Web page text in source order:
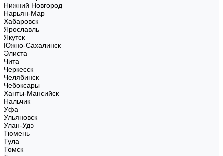
Нижний Новгород
Нарьян-Мар
Хабаровск
Ярославль
Якутск
Южно-Сахалинск
Элиста
Чита
Черкесск
Челябинск
Чебоксары
Ханты-Мансийск
Нальчик
Уфа
Ульяновск
Улан-Удэ
Тюмень
Тула
Томск